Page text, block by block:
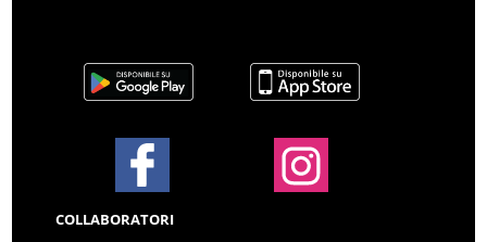
COLLABORATORI